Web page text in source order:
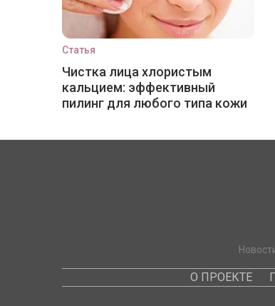
Статья
Чистка лица хлористым
кальцием: эффективный
пилинг для любого типа кожи
О ПРОЕКТЕ